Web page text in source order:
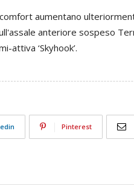
aumentano
anteriore sospeso
attiva ‘Skyhook’.
Pinterest